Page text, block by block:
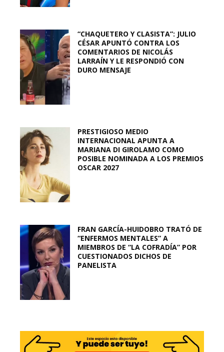
“CHAQUETERO Y CLASISTA”: JULIO
CÉSAR APUNTÓ CONTRA LOS
COMENTARIOS DE NICOLÁS
LARRAÍN Y LE RESPONDIÓ CON
DURO MENSAJE
PRESTIGIOSO MEDIO
INTERNACIONAL APUNTA A
MARIANA DI GIROLAMO COMO
POSIBLE NOMINADA A LOS PREMIOS
OSCAR 2027
FRAN GARCÍA-HUIDOBRO TRATÓ DE
“ENFERMOS MENTALES” A
MIEMBROS DE “LA COFRADÍA” POR
CUESTIONADOS DICHOS DE
PANELISTA